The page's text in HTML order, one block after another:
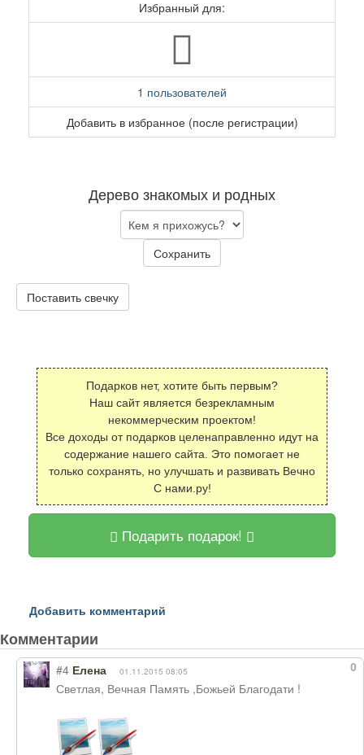
Избранный для:
1 пользователей
Добавить в избранное (после регистрации)
Дерево знакомых и родных
Сохранить
Поставить свечку
Подарков нет, хотите быть первым?
Наш сайт является безрекламным
некоммерческим проектом!
Все доходы от подарков целенаправленно идут на
содержание нашего сайта. Это помогает не
только сохранять, но улучшать и развивать Вечно
С нами.ру!
Подарить подарок!
Добавить комментарий
Комментарии
0
#4 Елена 01.11.2015 08:05
Светлая, Вечная Память ,Божьей Благодати !